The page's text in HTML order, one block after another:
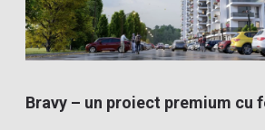
Bravy – un proiect premium cu